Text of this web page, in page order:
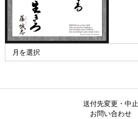
送付先変更・中止
お問い合わせ